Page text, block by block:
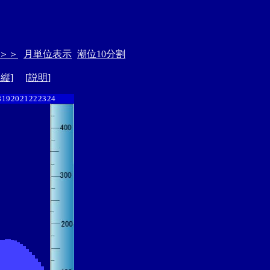
＞ 月単位表示 潮位10分割
] [説明]
192021222324